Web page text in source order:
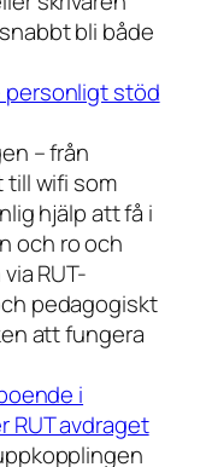
bli både
personligt stöd
– från
wifi som
hjälp att få i
och ro och
RUT-
pedagogiskt
att fungera
i
RUT avdraget